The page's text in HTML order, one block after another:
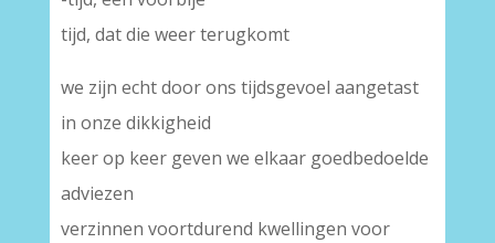
tijd, dat die weer terugkomt
we zijn echt door ons tijdsgevoel aangetast
in onze dikkigheid
keer op keer geven we elkaar goedbedoelde
adviezen
verzinnen voortdurend kwellingen voor